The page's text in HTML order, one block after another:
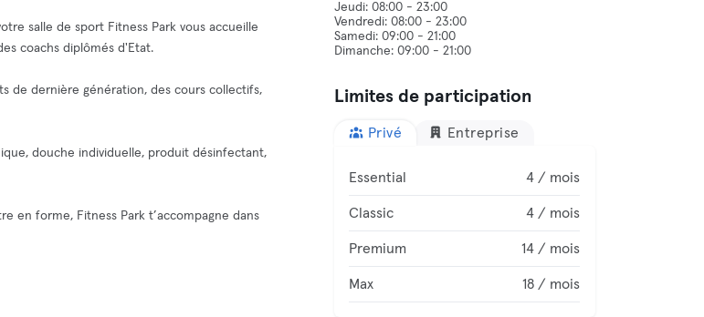
salle de sport Fitness Park vous accueille
coachs diplômés d'Etat.
de dernière génération, des cours collectifs,
douche individuelle, produit désinfectant,
en forme, Fitness Park t’accompagne dans
Jeudi: 08:00 - 23:00
Vendredi: 08:00 - 23:00
Samedi: 09:00 - 21:00
Limites de participation
Privé Entreprise
Essential 4 / mois
Classic 4 / mois
Premium 14 / mois
Max 18 / mois